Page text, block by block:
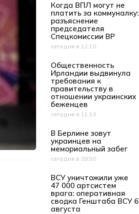
Когда ВПЛ могут не
платить за коммуналку:
разъяснение
председателя
Спецкомиссии ВР
Дата публикации
сегодня в 12:10
Общественность
Ирландии выдвинула
требования к
правительству в
отношении украинских
беженцев
Дата публикации
сегодня в 11:13
В Берлине зовут
украинцев на
мемориальный забег
Дата публикации
сегодня в 09:50
ВСУ уничтожили уже
47 000 артсистем
врага: оперативная
сводка Генштаба ВСУ 6
августа